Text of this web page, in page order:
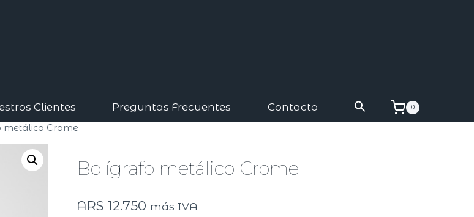
Clientes Preguntas Frecuentes Contacto 0
metálico Crome
Bolígrafo metálico Crome
ARS 12.750 más IVA